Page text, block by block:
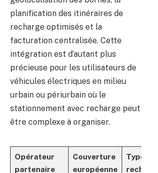
planification des itinéraires de
recharge optimisés et la
facturation centralisée. Cette
intégration est d’autant plus
précieuse pour les utilisateurs de
véhicules électriques en milieu
urbain ou périurbain où le
stationnement avec recharge peut
être complexe à organiser.
Opérateur
partenaire
Couverture
européenne
Type de
recharge